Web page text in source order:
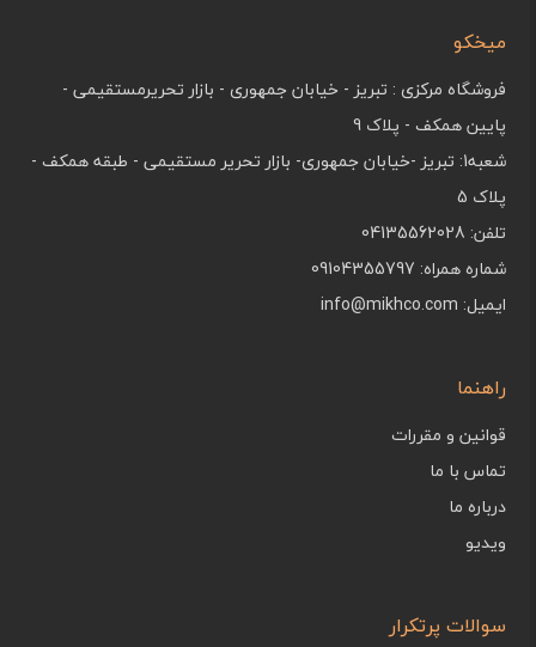
میخکو
فروشگاه مرکزی : تبریز - خیابان جمهوری - بازار تحریرمستقیمی -
پایین همکف - پلاک 9
شعبه1: تبریز -خیابان جمهوری- بازار تحریر مستقیمی - طبقه همکف -
پلاک 5
تلفن: 04135562028
شماره همراه: 09104355797
ایمیل: info@mikhco.com
راهنما
قوانین و مقررات
تماس با ما
درباره ما
ویدیو
سوالات پرتکرار